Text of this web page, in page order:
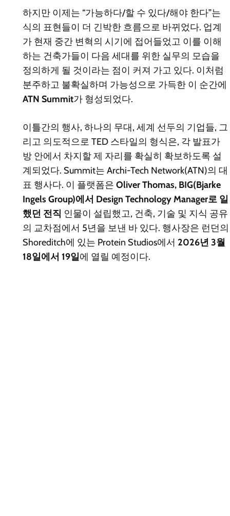
하지만 이제는 “가능하다/할 수 있다/해야 한다”는
식의 표현들이 더 긴박한 흐름으로 바뀌었다. 업계
가 현재 중간 변혁의 시기에 접어들었고 이를 이해
하는 건축가들이 다음 세대를 위한 실무의 모습을
정의하게 될 것이라는 점이 커져 가고 있다. 이처럼
분주하고 불확실하며 가능성으로 가득한 이 순간에
ATN Summit가 형성되었다.
이틀간의 행사, 하나의 무대, 세계 선두의 기업들, 그
리고 의도적으로 TED 스타일의 형식은, 각 발표가
방 안에서 차지할 제 자리를 확실히 확보하도록 설
계되었다. Summit는 Archi-Tech Network(ATN)의 대
표 행사다. 이 플랫폼은 Oliver Thomas, BIG(Bjarke
Ingels Group)에서 Design Technology Manager로 일
했던 전직 인물이 설립했고, 건축, 기술 및 지식 공유
의 교차점에서 5년을 보낸 바 있다. 행사장은 런던의
Shoreditch에 있는 Protein Studios에서 2026년 3월
18일에서 19일에 열릴 예정이다.